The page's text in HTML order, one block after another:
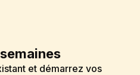
et démarrez vos